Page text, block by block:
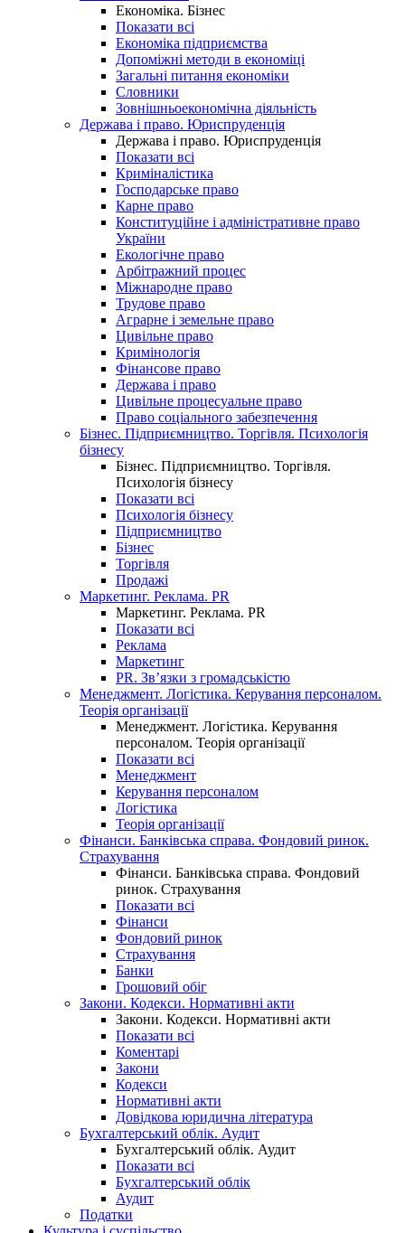
Економіка. Бізнес
Показати всі
Економіка підприємства
Допоміжні методи в економіці
Загальні питання економіки
Словники
Зовнішньоекономічна діяльність
Держава і право. Юриспруденція
Держава і право. Юриспруденція
Показати всі
Криміналістика
Господарське право
Карне право
Конституційне і адміністративне право
України
Екологічне право
Арбітражний процес
Міжнародне право
Трудове право
Аграрне і земельне право
Цивільне право
Кримінологія
Фінансове право
Держава і право
Цивільне процесуальне право
Право соціального забезпечення
Бізнес. Підприємництво. Торгівля. Психологія
бізнесу
Бізнес. Підприємництво. Торгівля.
Психологія бізнесу
Показати всі
Психологія бізнесу
Підприємництво
Бізнес
Торгівля
Продажі
Маркетинг. Реклама. PR
Маркетинг. Реклама. PR
Показати всі
Реклама
Маркетинг
PR. Зв’язки з громадськістю
Менеджмент. Логістика. Керування персоналом.
Теорія організації
Менеджмент. Логістика. Керування
персоналом. Теорія організації
Показати всі
Менеджмент
Керування персоналом
Логістика
Теорія організації
Фінанси. Банківська справа. Фондовий ринок.
Страхування
Фінанси. Банківська справа. Фондовий
ринок. Страхування
Показати всі
Фінанси
Фондовий ринок
Страхування
Банки
Грошовий обіг
Закони. Кодекси. Нормативні акти
Закони. Кодекси. Нормативні акти
Показати всі
Коментарі
Закони
Кодекси
Нормативні акти
Довідкова юридична література
Бухгалтерський облік. Аудит
Бухгалтерський облік. Аудит
Показати всі
Бухгалтерський облік
Аудит
Податки